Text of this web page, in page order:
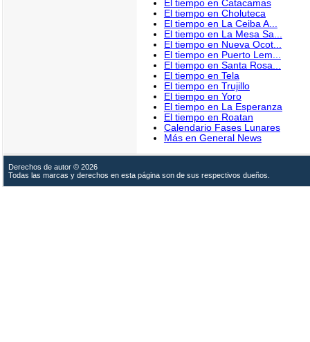
El tiempo en Catacamas
El tiempo en Choluteca
El tiempo en La Ceiba A...
El tiempo en La Mesa Sa...
El tiempo en Nueva Ocot...
El tiempo en Puerto Lem...
El tiempo en Santa Rosa...
El tiempo en Tela
El tiempo en Trujillo
El tiempo en Yoro
El tiempo en La Esperanza
El tiempo en Roatan
Calendario Fases Lunares
Más en General News
Derechos de autor © 2026
Todas las marcas y derechos en esta página son de sus respectivos dueños.